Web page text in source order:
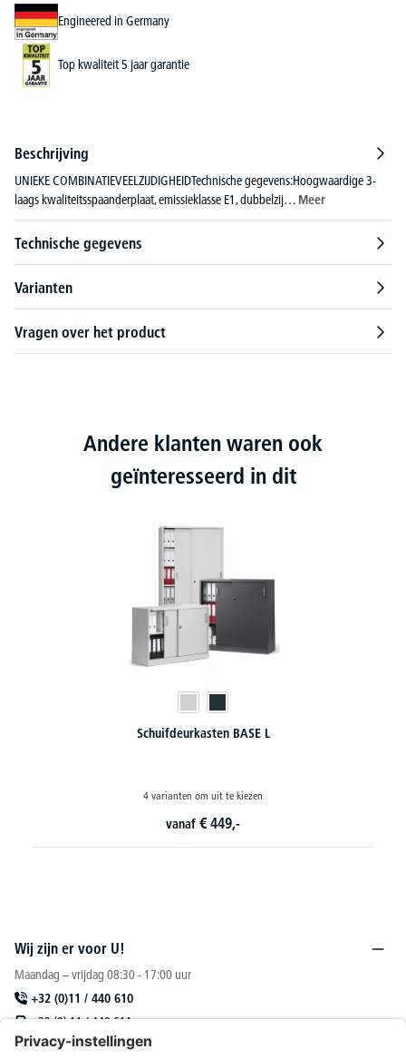
Engineered in Germany
Top kwaliteit 5 jaar garantie
Beschrijving
UNIEKE COMBINATIEVEELZIJDIGHEIDTechnische gegevens:Hoogwaardige 3-
laags kwaliteitsspaanderplaat, emissieklasse E1, dubbelzij… Meer
Technische gegevens
Varianten
Vragen over het product
Andere klanten waren ook
geïnteresseerd in dit
Schuifdeurkasten BASE L
4 varianten om uit te kiezen
vanaf € 449,-
Wij zijn er voor U!
Maandag – vrijdag 08:30 - 17:00 uur
+32 (0)11 / 440 610
+32 (0) 11 / 440 611
sales@deskin.be